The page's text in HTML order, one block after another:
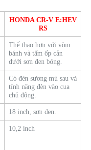
HONDA CR-V E:HEV
RS
Thể thao hơn với vòm
bánh và tấm ốp cản
dưới sơn đen bóng.
Có đèn sương mù sau và
tính năng đèn vào cua
chủ động.
18 inch, sơn đen.
10,2 inch